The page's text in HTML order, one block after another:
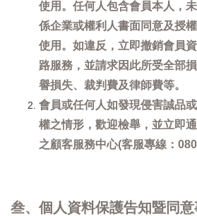
使用。任何人包含會員本人，
係企業或權利人書面同意及授
使用。如違反，立即撤銷會員
路服務，並請求因此所受全部
譽損失、裁判費及律師費等。
會員或任何人如發現侵害誠品
權之情形，歡迎檢舉，並立即
之顧客服務中心(客服專線：
叁、個人資料保護告知暨同